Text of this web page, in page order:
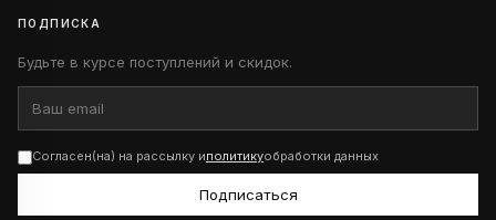
ПОДПИСКА
Будьте в курсе поступлений и скидок.
Согласен(на) на рассылку иполитикуобработки данных
Подписаться